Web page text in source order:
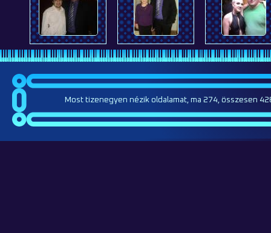
Most tizenegyen nézik oldalamat, ma 274, összesen